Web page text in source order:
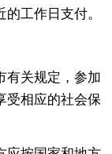
工作日支付。
有关规定，参加
受相应的社会保